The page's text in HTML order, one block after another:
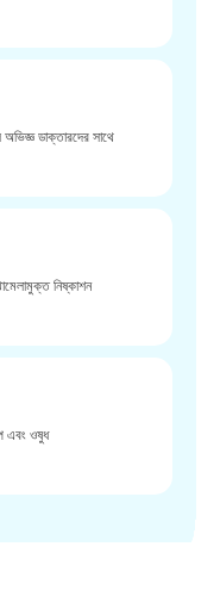
ডাক্তারদের সাথে
নিষ্কাশন
এবং ওষুধ